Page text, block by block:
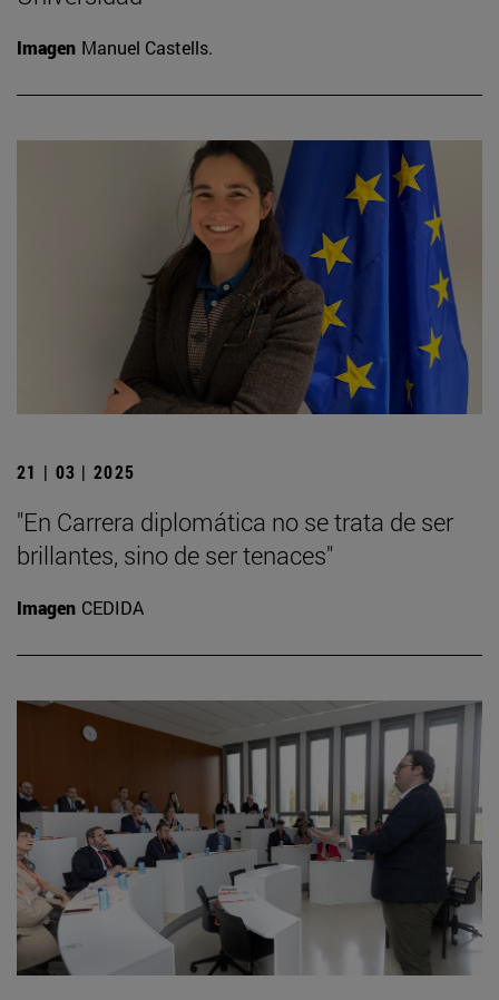
Imagen Manuel Castells.
21 | 03 | 2025
"En Carrera diplomática no se trata de ser
brillantes, sino de ser tenaces"
Imagen CEDIDA